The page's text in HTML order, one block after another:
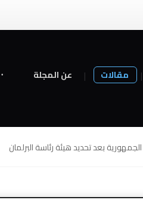
مقالات عن المجلة
بعد تحديد هيئة رئاسة البرلمان